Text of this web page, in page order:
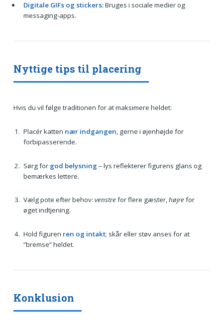
Digitale GIFs og stickers:Bruges i sociale medier og
messaging-apps.
Nyttige tips til placering
Hvis du vil følge traditionen for at maksimere heldet:
Placér katten nær indgangen, gerne i øjenhøjde for
forbipasserende.
Sørg for god belysning – lys reflekterer figurens glans og
bemærkes lettere.
Vælg pote efter behov: venstrefor flere gæster,højrefor
øget indtjening.
Hold figuren ren og intakt; skår eller støv anses for at
“bremse” heldet.
Konklusion